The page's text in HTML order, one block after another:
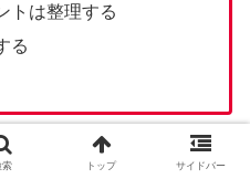
トは整理する
る
、基本を丁寧に積み上げる
索 トップ サイドバー